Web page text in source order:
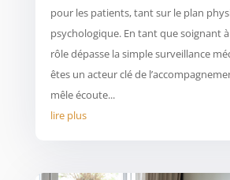
pour les patients, tant sur le plan
psychologique. En tant que soignant
rôle dépasse la simple surveillance
êtes un acteur clé de
mêle écoute...
lire plus